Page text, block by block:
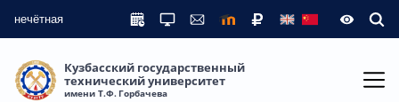
нечётная
Кузбасский государственный
технический университет
имени Т.Ф. Горбачева